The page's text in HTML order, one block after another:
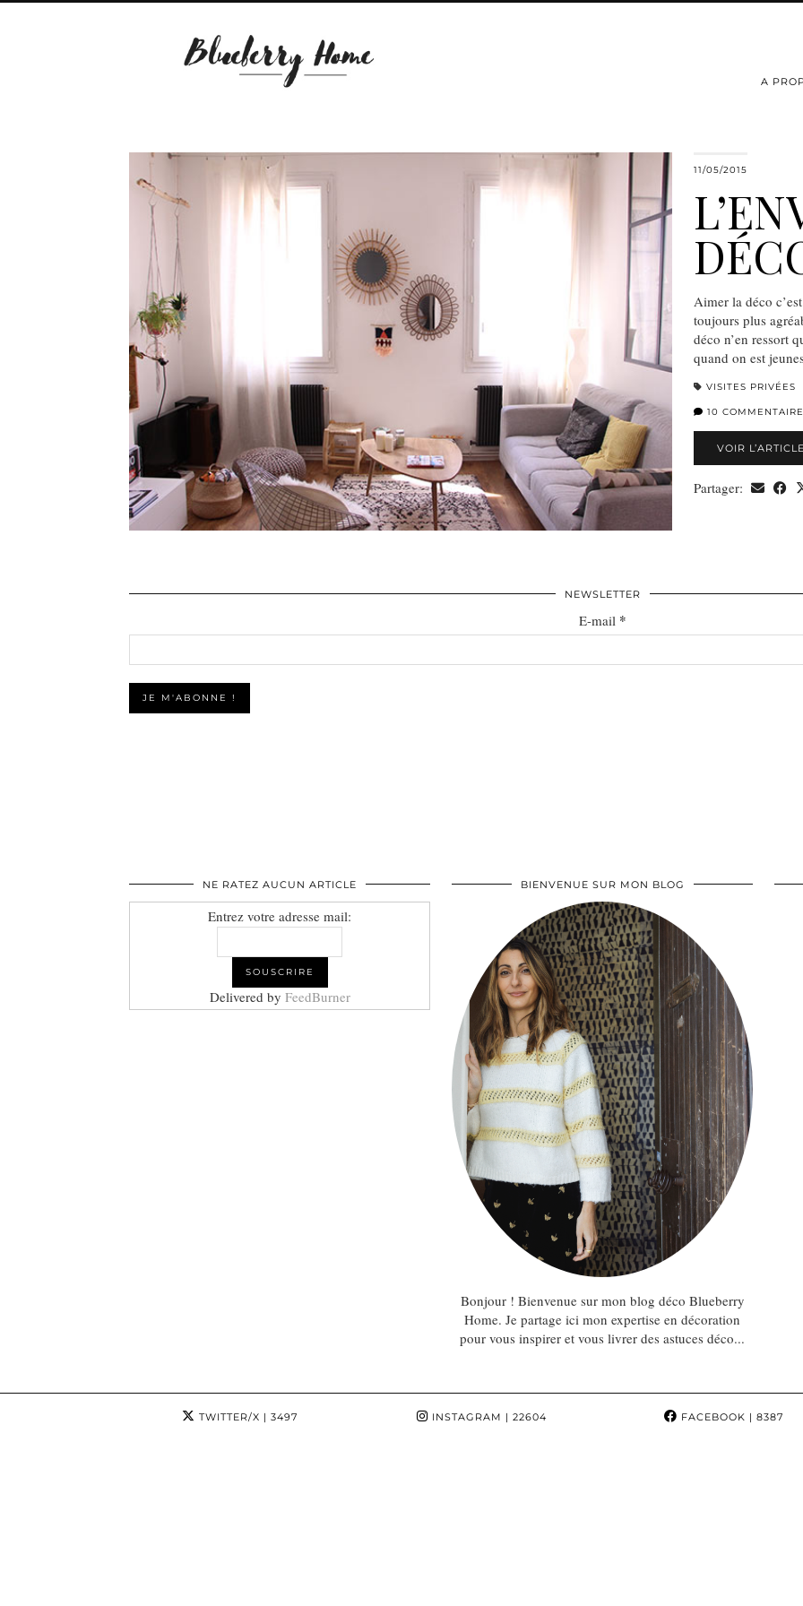
A
11/05/2015
Aimer la déco
toujours plus
déco n’en ressort
quand on est
VISITES PRIVÉES
10
VOIR
Partager:
NEWSLETTER
E-mail *
NE RATEZ AUCUN ARTICLE
Entrez votre adresse mail:
Delivered by FeedBurner
BIENVENUE SUR MON BLOG
Bonjour ! Bienvenue sur mon blog déco Blueberry
Home. Je partage ici mon expertise en décoration
pour vous inspirer et vous livrer des astuces déco...
TWITTER/X | 3497 INSTAGRAM | 22604 FACEBOOK | 8387